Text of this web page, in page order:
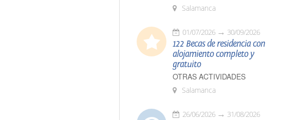
Salamanca
01/07/2026 30/09/2026
122 Becas de residencia con
alojamiento completo y
gratuito
OTRAS ACTIVIDADES
Salamanca
26/06/2026 31/08/2026